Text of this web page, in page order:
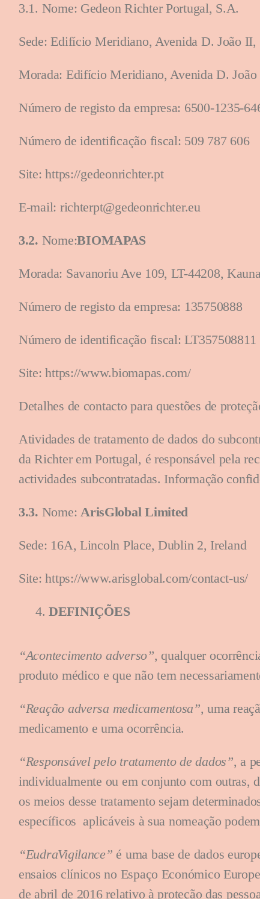
3.1. Nome: Gedeon Richter Portugal, S.A.
Sede: Edifício Meridiano, Avenida D. João
Morada: Edifício Meridiano, Avenida D.
Número de registo da empresa: 6500-1235-
Número de identificação fiscal: 509 787 606
Site: https://gedeonrichter.pt
E-mail: richterpt@gedeonrichter.eu
3.2. Nome:BIOMAPAS
Morada: Savanoriu Ave 109, LT-44208,
Número de registo da empresa: 135750888
Número de identificação fiscal: LT357508811
Site: https://www.biomapas.com/
Detalhes de contacto para questões de
Atividades de tratamento de dados do
da Richter em Portugal, é responsável pela
actividades subcontratadas. Informação
3.3. Nome:ArisGlobal Limited
Sede: 16A, Lincoln Place, Dublin 2, Ireland
Site:https://www.arisglobal.com/contact-us/
DEFINIÇÕES
“Acontecimento adverso”, qualquer
produto médico e que não tem
“Reação adversa medicamentosa”,uma
medicamento e uma ocorrência.
“Responsável pelo tratamento de dados”, a
individualmente ou em conjunto com outras,
os meios desse tratamento sejam
específicos aplicáveis à sua nomeação
“EudraVigilance” é uma base de dados
ensaios clínicos no Espaço Económico
de abril de 2016 relativo à proteção das